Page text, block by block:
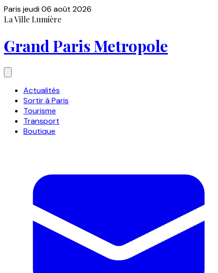
Paris jeudi 06 août 2026
La Ville Lumière
Grand Paris Metropole
Actualités
Sortir à Paris
Tourisme
Transport
Boutique